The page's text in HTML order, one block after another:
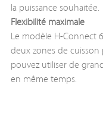
la puissance souhaitée.
Flexibilité maximale
Le modèle H-Connect
deux zones de
pouvez utiliser de
en même temps.